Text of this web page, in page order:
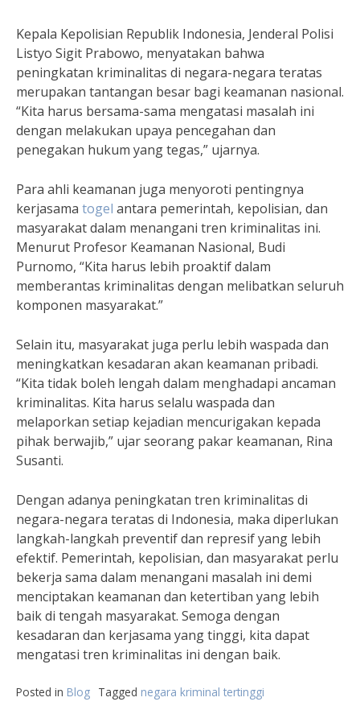
Kepala Kepolisian Republik Indonesia, Jenderal Polisi
Listyo Sigit Prabowo, menyatakan bahwa
peningkatan kriminalitas di negara-negara teratas
merupakan tantangan besar bagi keamanan nasional.
“Kita harus bersama-sama mengatasi masalah ini
dengan melakukan upaya pencegahan dan
penegakan hukum yang tegas,” ujarnya.
Para ahli keamanan juga menyoroti pentingnya
kerjasama togel antara pemerintah, kepolisian, dan
masyarakat dalam menangani tren kriminalitas ini.
Menurut Profesor Keamanan Nasional, Budi
Purnomo, “Kita harus lebih proaktif dalam
memberantas kriminalitas dengan melibatkan seluruh
komponen masyarakat.”
Selain itu, masyarakat juga perlu lebih waspada dan
meningkatkan kesadaran akan keamanan pribadi.
“Kita tidak boleh lengah dalam menghadapi ancaman
kriminalitas. Kita harus selalu waspada dan
melaporkan setiap kejadian mencurigakan kepada
pihak berwajib,” ujar seorang pakar keamanan, Rina
Susanti.
Dengan adanya peningkatan tren kriminalitas di
negara-negara teratas di Indonesia, maka diperlukan
langkah-langkah preventif dan represif yang lebih
efektif. Pemerintah, kepolisian, dan masyarakat perlu
bekerja sama dalam menangani masalah ini demi
menciptakan keamanan dan ketertiban yang lebih
baik di tengah masyarakat. Semoga dengan
kesadaran dan kerjasama yang tinggi, kita dapat
mengatasi tren kriminalitas ini dengan baik.
Posted in Blog Tagged negara kriminal tertinggi